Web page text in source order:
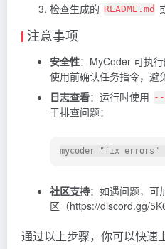
检查生成的 README.md
注意事项
安全性：MyCoder 可执
使用前确认任务指令，避
日志查看：运行时使用 --
于排查问题：
mycoder "fix errors"
社区支持：如遇问题，可
区（https://discord.gg/
通过以上步骤，你可以快速